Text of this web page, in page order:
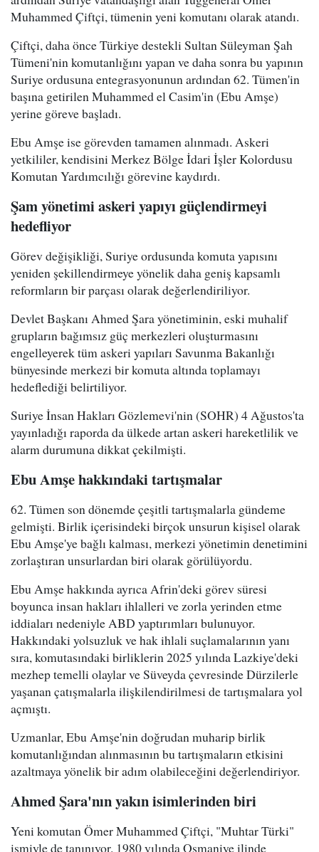
Muhammed Çiftçi, tümenin yeni komutanı olarak atandı.
Çiftçi, daha önce Türkiye destekli Sultan Süleyman Şah
Tümeni'nin komutanlığını yapan ve daha sonra bu yapının
Suriye ordusuna entegrasyonunun ardından 62. Tümen'in
başına getirilen Muhammed el Casim'in (Ebu Amşe)
yerine göreve başladı.
Ebu Amşe ise görevden tamamen alınmadı. Askeri
yetkililer, kendisini Merkez Bölge İdari İşler Kolordusu
Komutan Yardımcılığı görevine kaydırdı.
Şam yönetimi askeri yapıyı güçlendirmeyi
hedefliyor
Görev değişikliği, Suriye ordusunda komuta yapısını
yeniden şekillendirmeye yönelik daha geniş kapsamlı
reformların bir parçası olarak değerlendiriliyor.
Devlet Başkanı Ahmed Şara yönetiminin, eski muhalif
grupların bağımsız güç merkezleri oluşturmasını
engelleyerek tüm askeri yapıları Savunma Bakanlığı
bünyesinde merkezi bir komuta altında toplamayı
hedeflediği belirtiliyor.
Suriye İnsan Hakları Gözlemevi'nin (SOHR) 4 Ağustos'ta
yayınladığı raporda da ülkede artan askeri hareketlilik ve
alarm durumuna dikkat çekilmişti.
Ebu Amşe hakkındaki tartışmalar
62. Tümen son dönemde çeşitli tartışmalarla gündeme
gelmişti. Birlik içerisindeki birçok unsurun kişisel olarak
Ebu Amşe'ye bağlı kalması, merkezi yönetimin denetimini
zorlaştıran unsurlardan biri olarak görülüyordu.
Ebu Amşe hakkında ayrıca Afrin'deki görev süresi
boyunca insan hakları ihlalleri ve zorla yerinden etme
iddiaları nedeniyle ABD yaptırımları bulunuyor.
Hakkındaki yolsuzluk ve hak ihlali suçlamalarının yanı
sıra, komutasındaki birliklerin 2025 yılında Lazkiye'deki
mezhep temelli olaylar ve Süveyda çevresinde Dürzilerle
yaşanan çatışmalarla ilişkilendirilmesi de tartışmalara yol
açmıştı.
Uzmanlar, Ebu Amşe'nin doğrudan muharip birlik
komutanlığından alınmasının bu tartışmaların etkisini
azaltmaya yönelik bir adım olabileceğini değerlendiriyor.
Ahmed Şara'nın yakın isimlerinden biri
Yeni komutan Ömer Muhammed Çiftçi, "Muhtar Türki"
ismiyle de tanınıyor. 1980 yılında Osmaniye ilinde